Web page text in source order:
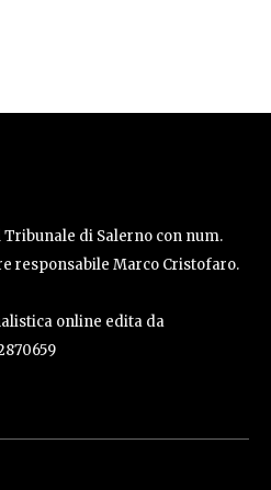
di Salerno con num.
responsabile Marco Cristofaro.
online edita da